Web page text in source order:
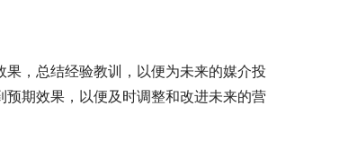
，总结经验教训，以便为未来的媒介投
期效果，以便及时调整和改进未来的营